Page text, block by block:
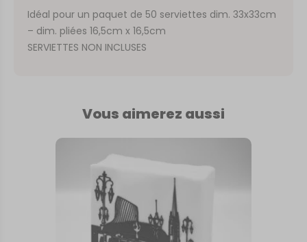
Idéal pour un paquet de 50 serviettes dim. 33x33cm
– dim. pliées 16,5cm x 16,5cm
SERVIETTES NON INCLUSES
Vous aimerez aussi